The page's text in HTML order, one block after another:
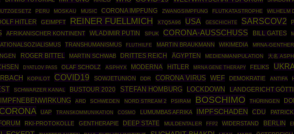
PERU MOSKAU MUSIC CORONA IMPFUNG ZWANGSIMPFUNG FLUTKATASTROPHE WILHELM
HITLER GEIMPFT REINER FUELLMICH X7Q5A96 USA GESCHICHTE SARSCOV2
AFRIKANISCHER KONTINENT WLADIMIR PUTIN SPUK CORONA-AUSSCHUSS BILL GATES
TRANSHUMANISMUS FLUTHILFE MARTIN BRAUKMANN WIKIMEDIA MRNA-
ROGER BITTEL MARTIN SCHWAB DRITTES REICH ÄGYPTEN MEDIENMANIPULATION 大名
DYATLOV PASS OLAF SCHOLZ ASPHYX MODERNA HITLER MRNA GENE THERAPY FELIKS
KOPILOT COVID19 SOWJETUNION DDR CORONA VIRUS WEF DEMOKRATIE ANTIFA
SCHWARZER KANAL BUSTOUR 2020 STEFAN HOMBURG LOCKDOWN LANDGERICHT
IMPFNEBENWIRKUNG ARD SCHWEDEN NORD STREAM 2 PSIRAM BOSCHIMO THÜRINGEN
CORONA UAP TRANSKOMMUNIKATION COSMO LUMUMBAS AFRIKA IMPFSCHADEN CDU
RKI-PROTOKOLLE GENTHERAPIE DEEP STATE MULDENTALER FFP2 WIDERSTAND BERLIN